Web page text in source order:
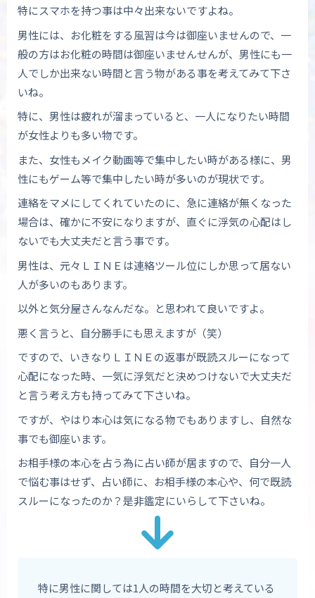
特にスマホを持つ事は中々出来ないですよね。
男性には、お化粧をする風習は今は御座いませんので、一
般の方はお化粧の時間は御座いませんせんが、男性にも一
人でしか出来ない時間と言う物がある事を考えてみて下さ
いね。
特に、男性は疲れが溜まっていると、一人になりたい時間
が女性よりも多い物です。
また、女性もメイク動画等で集中したい時がある様に、男
性にもゲーム等で集中したい時が多いのが現状です。
連絡をマメにしてくれていたのに、急に連絡が無くなった
場合は、確かに不安になりますが、直ぐに浮気の心配はし
ないでも大丈夫だと言う事です。
男性は、元々ＬＩＮＥは連絡ツール位にしか思って居ない
人が多いのもあります。
以外と気分屋さんなんだな。と思われて良いですよ。
悪く言うと、自分勝手にも思えますが（笑）
ですので、いきなりＬＩＮＥの返事が既読スルーになって
心配になった時、一気に浮気だと決めつけないで大丈夫だ
と言う考え方も持ってみて下さいね。
ですが、やはり本心は気になる物でもありますし、自然な
事でも御座います。
お相手様の本心を占う為に占い師が居ますので、自分一人
で悩む事はせず、占い師に、お相手様の本心や、何で既読
スルーになったのか？是非鑑定にいらして下さいね。
特に男性に関しては1人の時間を大切と考えている